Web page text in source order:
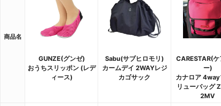
商品名
GUNZE(グンゼ)
おうちスリッポン (レデ
ィース)
Sabu(サブヒロモリ)
カームデイ 2WAYレジ
カゴサック
CARESTAR(
ー)
カナロア
リューバッグ
2MV